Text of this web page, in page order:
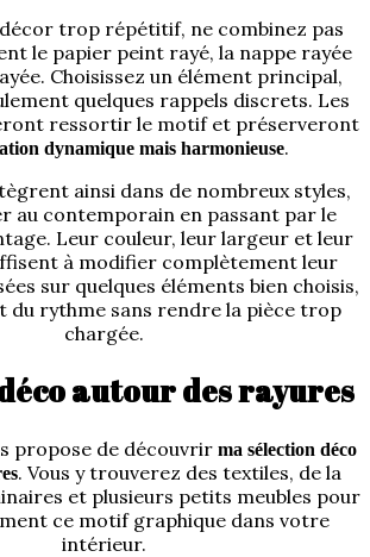
trop répétitif, ne combinez pas
le papier peint rayé, la nappe rayée
Choisissez un élément principal,
quelques rappels discrets. Les
ressortir le motif et préserveront
dynamique mais harmonieuse.
ainsi dans de nombreux styles,
au contemporain en passant par le
Leur couleur, leur largeur et leur
à modifier complètement leur
sur quelques éléments bien choisis,
du rythme sans rendre la pièce trop
chargée.
autour des rayures
propose de découvrir ma sélection déco
. Vous y trouverez des textiles, de la
et plusieurs petits meubles pour
ce motif graphique dans votre
intérieur.